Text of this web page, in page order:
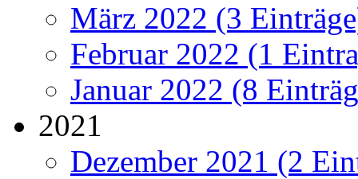
März 2022 (3
Februar 2022 (1
Januar 2022 (8
2021
Dezember 2021 (2